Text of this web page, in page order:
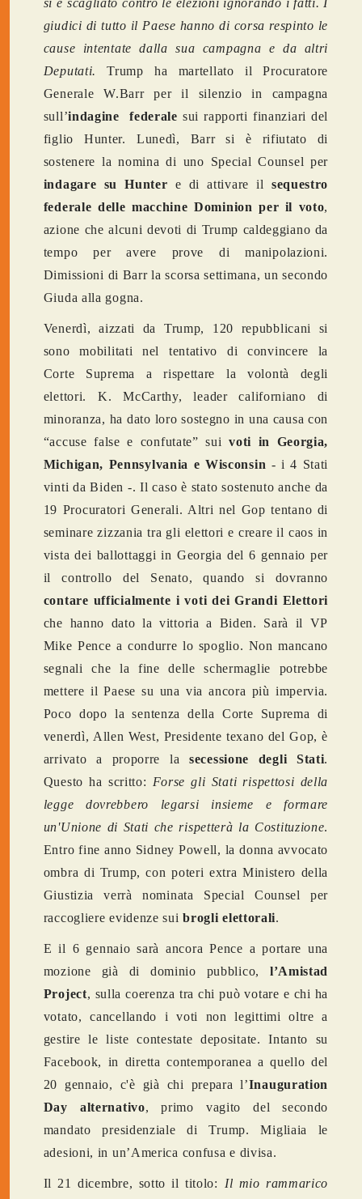
si è scagliato contro le elezioni ignorando i fatti. I
giudici di tutto il Paese hanno di corsa respinto le
cause intentate dalla sua campagna e da altri
Deputati.Trump ha martellato il Procuratore
Generale W.Barr per il silenzio in campagna
sull’indagine federale sui rapporti finanziari del
figlio Hunter. Lunedì, Barr si è rifiutato di
sostenere la nomina di uno Special Counsel per
indagare su Hunter e di attivare il sequestro
federale delle macchine Dominion per il voto,
azione che alcuni devoti di Trump caldeggiano da
tempo per avere prove di manipolazioni.
Dimissioni di Barr la scorsa settimana, un secondo
Giuda alla gogna.
Venerdì, aizzati da Trump, 120 repubblicani si
sono mobilitati nel tentativo di convincere la
Corte Suprema a rispettare la volontà degli
elettori. K. McCarthy, leader californiano di
minoranza, ha dato loro sostegno in una causa con
“accuse false e confutate” suivoti in Georgia,
Michigan, Pennsylvania e Wisconsin - i 4 Stati
vinti da Biden -. Il caso è stato sostenuto anche da
19 Procuratori Generali. Altri nel Gop tentano di
seminare zizzania tra gli elettori e creare il caos in
vista dei ballottaggi in Georgia del 6 gennaio per
il controllo del Senato, quando si dovranno
contare ufficialmente i voti dei Grandi Elettori
che hanno dato la vittoria a Biden. Sarà il VP
Mike Pence a condurre lo spoglio. Non mancano
segnali che la fine delle schermaglie potrebbe
mettere il Paese su una via ancora più impervia.
Poco dopo la sentenza della Corte Suprema di
venerdì, Allen West, Presidente texano del Gop, è
arrivato a proporre lasecessione degli Stati.
Questo ha scritto: Forse gli Stati rispettosi della
legge dovrebbero legarsi insieme e formare
un'Unione di Stati che rispetterà la Costituzione.
Entro fine anno Sidney Powell, la donna avvocato
ombra di Trump, con poteri extra Ministero della
Giustizia verrà nominata Special Counsel per
raccogliere evidenze suibrogli elettorali.
E il 6 gennaio sarà ancora Pence a portare una
mozione già di dominio pubblico, l’Amistad
Project, sulla coerenza tra chi può votare e chi ha
votato, cancellando i voti non legittimi oltre a
gestire le liste contestate depositate. Intanto su
Facebook, in diretta contemporanea a quello del
20 gennaio, c'è già chi prepara l’Inauguration
Day alternativo, primo vagito del secondo
mandato presidenziale di Trump. Migliaia le
adesioni, in un’America confusa e divisa.
Il 21 dicembre, sotto il titolo:
Il mio rammarico